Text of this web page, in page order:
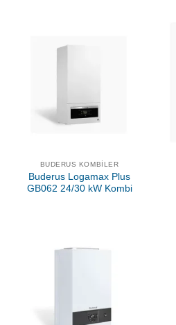
BUDERUS KOMBILER
Buderus Logamax Plus
GB062 24/30 kW Kombi